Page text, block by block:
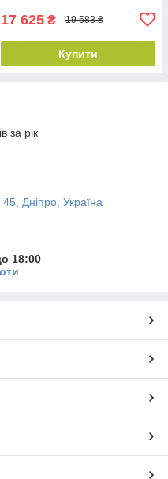
17 625 ₴ 19 583 ₴
Купити
за рік
Дніпро, Україна
18:00